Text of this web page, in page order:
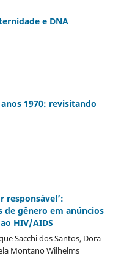
e DNA
1970: revisitando
responsável’:
de gênero em anúncios
HIV/AIDS
Sacchi dos Santos, Dora
Montano Wilhelms